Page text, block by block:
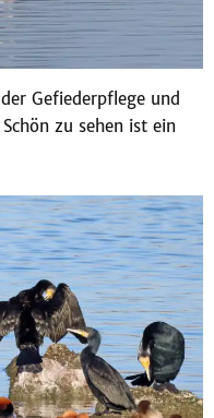
Gefiederpflege und
zu sehen ist ein